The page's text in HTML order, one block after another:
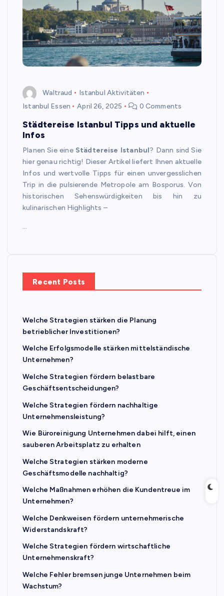
Waltraud
Istanbul Aktivitäten
Istanbul Essen
April 26, 2025 0 Comments
Städtereise Istanbul Tipps und aktuelle
Infos
Planen Sie eine Städtereise Istanbul? Dann sind Sie
hier genau richtig! Dieser Artikel liefert Ihnen aktuelle
Infos und wertvolle Tipps für einen unvergesslichen
Trip in die pulsierende Metropole am Bosporus. Von
historischen Sehenswürdigkeiten bis hin zu
kulinarischen Highlights –
…
Recent Posts
Welche Strategien stärken die Planung
betrieblicher Investitionen?
Welche Erfolgsmodelle stärken mittelständische
Unternehmen?
Welche Strategien fördern belastbare
Geschäftsentscheidungen?
Welche Strategien fördern nachhaltige
Unternehmensleistung?
Wie Büroreinigung Unternehmen dabei hilft, einen
sauberen Arbeitsplatz zu erhalten
Welche Strategien stärken moderne
Geschäftsmodelle nachhaltig?
Welche Maßnahmen erhöhen die Kundentreue im
Unternehmen?
Welche Denkweisen fördern unternehmerische
Widerstandskraft?
Welche Strategien fördern wirtschaftliche
Unternehmenskraft?
Welche Fehler bremsen junge Unternehmen beim
Wachstum?